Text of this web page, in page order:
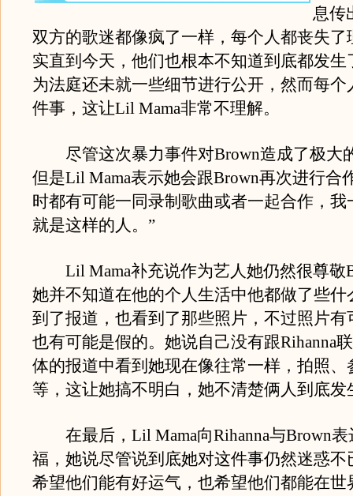
息传
双方的歌迷都像疯了一样，每个人都丧失了
实直到今天，他们也根本不知道到底都发生
为法庭还未就一些细节进行公开，然而每个
件事，这让Lil Mama非常不理解。
尽管这次暴力事件对Brown造成了极大
但是Lil Mama表示她会跟Brown再次进行合
时都有可能一同录制歌曲或者一起合作，我
就是这样的人。”
Lil Mama补充说作为艺人她仍然很尊敬
她并不知道在他的个人生活中他都做了些什
到了报道，也看到了那些照片，不过照片有
也有可能是假的。她说自己没有跟Rihanna
体的报道中看到她现在像往常一样，拍照、
等，这让她搞不明白，她不清楚俩人到底发
在最后，Lil Mama向Rihanna与Brown表
福，她说尽管说到底她对这件事仍然迷惑不
希望他们能有好运气，也希望他们都能在世